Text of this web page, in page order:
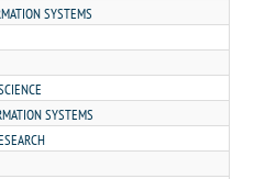
SYSTEMS
SYSTEMS